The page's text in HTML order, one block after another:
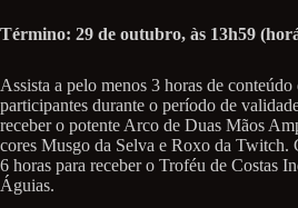
Término: 29 de outubro, às 13h59
Assista a pelo menos 3 horas de
participantes durante o período de
receber o potente Arco de Duas Mãos
cores Musgo da Selva e Roxo da Twitch.
6 horas para receber o Troféu de Costas
Águias.